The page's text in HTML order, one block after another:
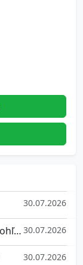
30.07.2026
Ako postupovať - súdne vymáhanie pohľadávok 30.07.2026
30.07.2026